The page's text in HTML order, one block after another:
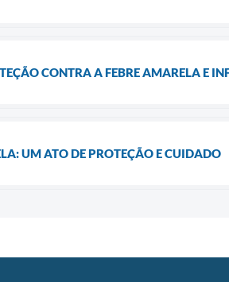
CONTRA A FEBRE AMARELA E
UM ATO DE PROTEÇÃO E CUIDADO